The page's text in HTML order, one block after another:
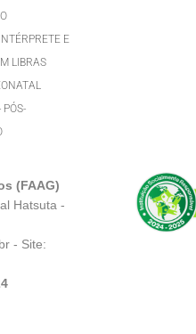
E
LIBRAS
(FAAG)
Hatsuta -
- Site: